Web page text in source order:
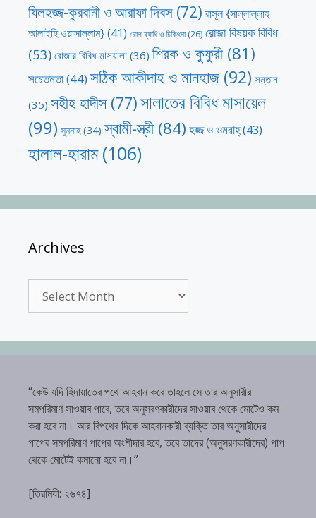
যিলহজ্জ-কুরবানী ও আরাফা দিবস (72) রাসূল {সাল্লাল্লাহু
আলাইহি ওয়াসাল্লাম}(41) রোগ ব্যাধি ও চিকিৎসা(26) রোজা বিষয়ক বিবিধ
(53) রোজার বিবিধ মাসয়ালা (36) শিরক ও কুফুরী (81)
সচেতনতা(44) সঠিক আকীদাহ ও মানহাজ (92) সন্তান
(35) সহীহ হাদীস(77)সালাতের বিবিধ মাসায়েল
(99) সুন্নাহ(34) স্বামী-স্ত্রী(84) হজ্জ ও ওমরাহ্‌(43)
হালাল-হারাম(106)
Archives
“কেউ যদি হিদায়াতের পথে আহবান করে তাহলে সে তার অনুসারীর
সমপরিমাণ সাওয়াব পাবে, তবে অনুসরণকারীদের সাওয়াব থেকে মোটেও কম
করা হবে না। আর বিপথের দিকে আহবানকারী ব্যক্তি তার অনুসারীদের
পাপের সমপরিমাণ পাপের অংশীদার হবে, তবে তাদের (অনুসরণকারীদের) পাপ
থেকে মোটেই কমানো হবে না।”
[তিরমিযী: ২৬৭৪]